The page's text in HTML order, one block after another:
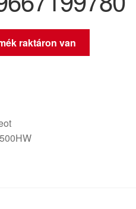
raktáron van